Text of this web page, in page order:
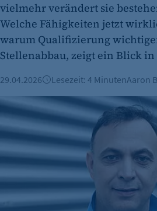
etracker Analytics
Name:
isSdEnabled
etracker GmbH
Zweck:
Erkennung, ob bei dem
Scrolltiefe gemessen wird.
Cookie Laufzeit:
24 Std.
vielmehr verändert sie
Welche Fähigkeiten jetzt
warum Qualifizierung
Stellenabbau, zeigt ein Blick in
29.04.2026 Lesezeit: 4 MinutenAaron
Bob Hanning im Interview: „Ich